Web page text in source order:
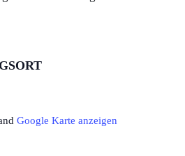
Google Karte anzeigen